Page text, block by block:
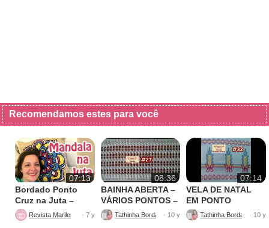
Recomendamos estes para você
07:13
Bordado Ponto
Cruz na Juta –
Fácil de Fazer
Revista Marileny Ponto Cruz
· 7 y
08:36
BAINHA ABERTA –
VÁRIOS PONTOS –
BORDADO
Tathinha Bordados Variados
· 10 y
07:14
VELA DE NATAL
EM PONTO
VAGONITE –
BORDADO
· 10 y